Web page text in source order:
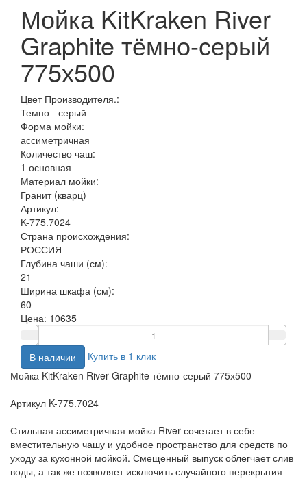
Мойка KitKraken River
Graphite тёмно-серый
775х500
Цвет Производителя.:
Темно - серый
Форма мойки:
ассиметричная
Количество чаш:
1 основная
Материал мойки:
Гранит (кварц)
Артикул:
K-775.7024
Страна происхождения:
РОССИЯ
Глубина чаши (см):
21
Ширина шкафа (см):
60
Цена: 10635
В наличии
Купить в 1 клик
Мойка KitKraken River Graphite тёмно-серый 775х500
Артикул K-775.7024
Стильная ассиметричная мойка River сочетает в себе
вместительную чашу и удобное пространство для средств по
уходу за кухонной мойкой. Смещенный выпуск облегчает слив
воды, а так же позволяет исключить случайного перекрытия